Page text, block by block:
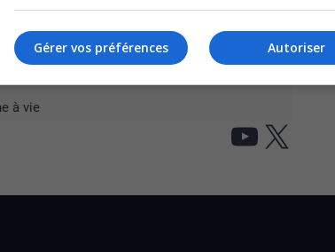
des comptes à la hauteur de 270 000
à vie
YouTube
X
Autoriser
Gérer vos préférences